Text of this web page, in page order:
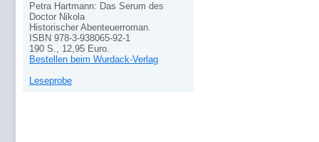
Petra Hartmann: Das Serum des
Doctor Nikola
Historischer Abenteuerroman.
ISBN 978-3-938065-92-1
190 S., 12,95 Euro.
Bestellen beim Wurdack-Verlag
Leseprobe